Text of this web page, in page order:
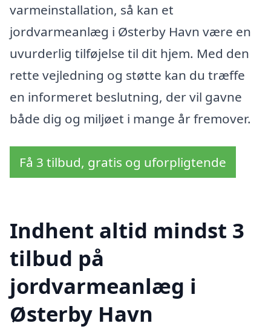
varmeinstallation, så kan et
jordvarmeanlæg i Østerby Havn være en
uvurderlig tilføjelse til dit hjem. Med den
rette vejledning og støtte kan du træffe
en informeret beslutning, der vil gavne
både dig og miljøet i mange år fremover.
Få 3 tilbud, gratis og uforpligtende
Indhent altid mindst 3
tilbud på
jordvarmeanlæg i
Østerby Havn